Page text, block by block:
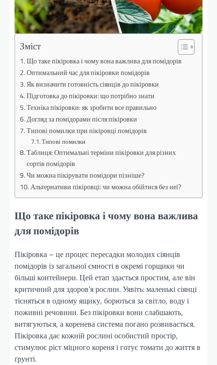
Зміст
Що таке пікіровка і чому вона важлива для помідорів
Оптимальний час для пікіровки помідорів
Як визначити готовність сіянців до пікіровки
Підготовка до пікіровки: що потрібно знати
Техніка пікіровки: як зробити все правильно
Догляд за помідорами після пікіровки
Типові помилки при пікіровці помідорів
Типові помилки
Таблиця: Оптимальні терміни пікіровки для різних
сортів помідорів
Чи можна пікірувати помідори пізніше?
Альтернативи пікіровці: чи можна обійтися без неї?
Що таке пікіровка і чому вона важлива
для помідорів
Пікіровка – це процес пересадки молодих сіянців
помідорів із загальної ємності в окремі горщики чи
більші контейнери. Цей етап здається простим, але він
критичний для здоров’я рослин. Уявіть: маленькі сіянці
тісняться в одному ящику, борються за світло, воду і
поживні речовини. Без пікіровки вони слабшають,
витягуються, а коренева система погано розвивається.
Пікіровка дає кожній рослині особистий простір,
стимулює ріст міцного кореня і готує томати до життя в
ґрунті.